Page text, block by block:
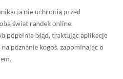
nie uchronią przed
świat randek online.
popełnia błąd, traktując aplikacje
poznanie kogoś, zapominając o